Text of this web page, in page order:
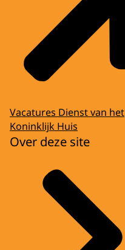
Vacatures Dienst van het
Koninklijk Huis
Over deze site